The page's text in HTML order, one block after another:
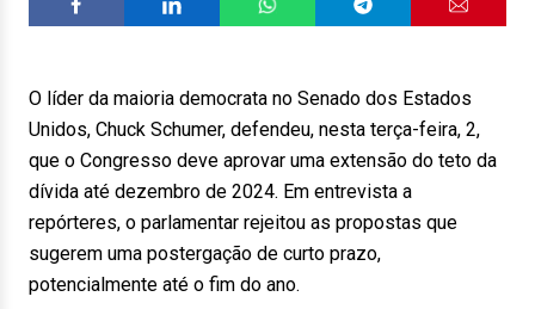
O líder da maioria democrata no Senado dos Estados
Unidos, Chuck Schumer, defendeu, nesta terça-feira, 2,
que o Congresso deve aprovar uma extensão do teto da
dívida até dezembro de 2024. Em entrevista a
repórteres, o parlamentar rejeitou as propostas que
sugerem uma postergação de curto prazo,
potencialmente até o fim do ano.